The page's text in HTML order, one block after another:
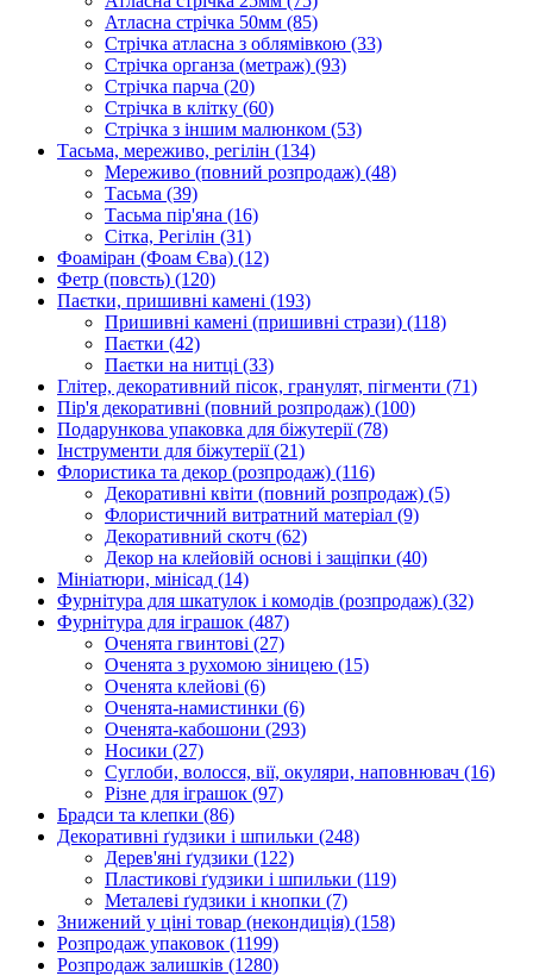
Атласна стрічка 50мм (85)
Стрічка атласна з облямівкою (33)
Стрічка органза (метраж) (93)
Стрічка парча (20)
Стрічка в клітку (60)
Стрічка з іншим малюнком (53)
Тасьма, мереживо, регілін (134)
Мереживо (повний розпродаж) (48)
Тасьма (39)
Тасьма пір'яна (16)
Сітка, Регілін (31)
Фоаміран (Фоам Єва) (12)
Фетр (повсть) (120)
Паєтки, пришивні камені (193)
Пришивні камені (пришивні стрази) (118)
Паєтки (42)
Паєтки на нитці (33)
Глітер, декоративний пісок, гранулят, пігменти (71)
Пір'я декоративні (повний розпродаж) (100)
Подарункова упаковка для біжутерії(78)
Інструменти для біжутерії(21)
Флористика та декор (розпродаж) (116)
Декоративні квіти (повний розпродаж) (5)
Флористичний витратний матеріал (9)
Декоративний скотч (62)
Декор на клейовій основі і защіпки (40)
Мініатюри, мінісад (14)
Фурнітура для шкатулок і комодів (розпродаж) (32)
Фурнітура для іграшок (487)
Оченята гвинтові (27)
Оченята з рухомою зіницею (15)
Оченята клейові (6)
Оченята-намистинки (6)
Оченята-кабошони (293)
Носики (27)
Суглоби, волосся, вії, окуляри, наповнювач (16)
Різне для іграшок (97)
Брадси та клепки (86)
Декоративні ґудзики і шпильки (248)
Дерев'яні ґудзики (122)
Пластикові ґудзики і шпильки (119)
Металеві ґудзики і кнопки (7)
Знижений у ціні товар (некондиція) (158)
Розпродаж упаковок (1199)
Розпродаж залишків (1280)